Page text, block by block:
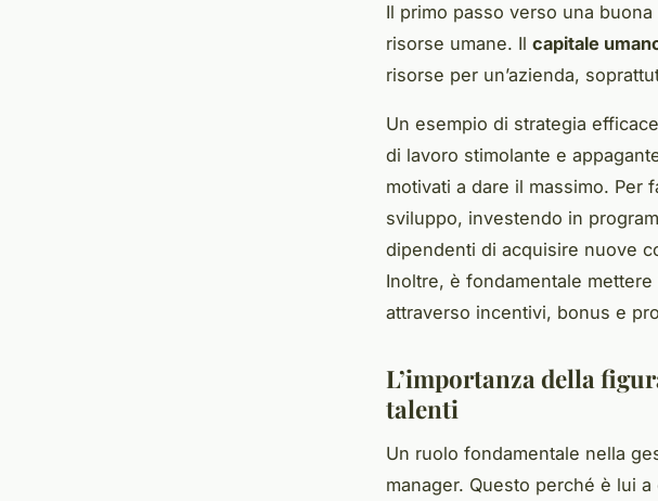
Il primo passo verso una
risorse umane. Il capitale
risorse per un’azienda,
Un esempio di strategia
di lavoro stimolante e
motivati a dare il massimo. Per
sviluppo, investendo in
dipendenti di acquisire nuove
Inoltre, è fondamentale
attraverso incentivi, bonus e
L’importanza della
talenti
Un ruolo fondamentale nella
manager. Questo perché è lui